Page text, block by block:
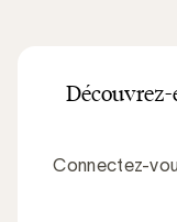
Connectez-